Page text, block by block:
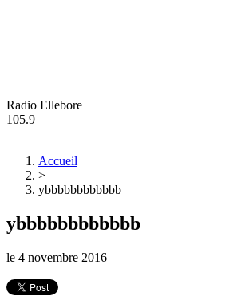
Radio Ellebore
105.9
Accueil
>
ybbbbbbbbbbbb
ybbbbbbbbbbbb
le 4 novembre 2016